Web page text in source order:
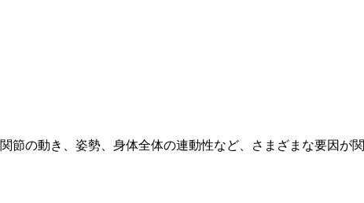
節の動き、姿勢、身体全体の連動性など、さまざまな要因が関